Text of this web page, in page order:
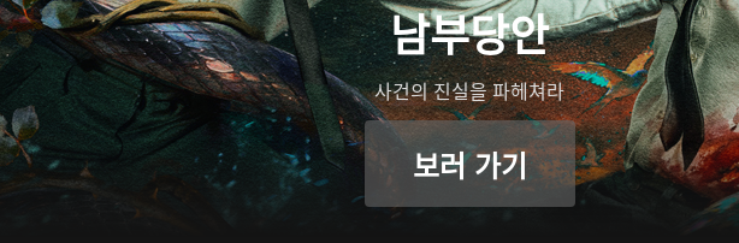
남부당안
사건의 진실을 파헤쳐라
보러 가기